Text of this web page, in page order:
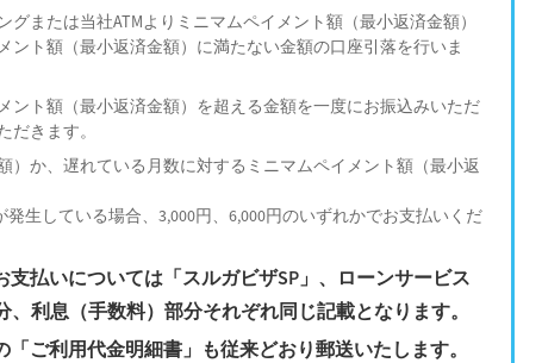
または当社ATMよりミニマムペイメント額（最小返済金額）
ト額（最小返済金額）に満たない金額の口座引落を行いま
ト額（最小返済金額）を超える金額を一度にお振込みいただ
きます。
か、遅れている月数に対するミニマムペイメント額（最小返
生している場合、3,000円、6,000円のいずれかでお支払いくだ
払いについては「スルガビザSP」、ローンサービス
利息（手数料）部分それぞれ同じ記載となります。
ご利用代金明細書」も従来どおり郵送いたします。